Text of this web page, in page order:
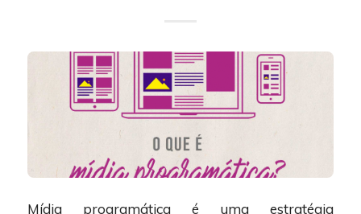
Mídia programática é uma estratégia